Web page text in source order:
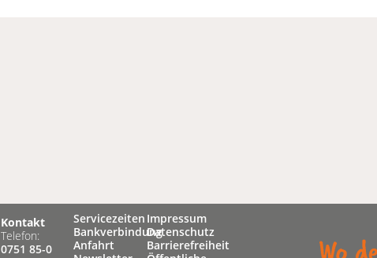
Kontakt
Telefon:
0751 85-0
Servicezeiten
Bankverbindung
Anfahrt
Impressum
Datenschutz
Barrierefreiheit